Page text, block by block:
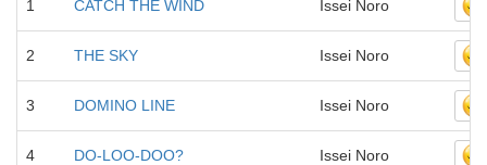
1 CATCH THE WIND Issei Noro
2 THE SKY Issei Noro
3 DOMINO LINE Issei Noro
4 DO-LOO-DOO? Issei Noro